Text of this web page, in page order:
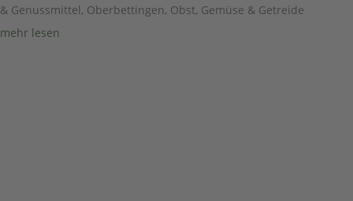
& Genussmittel, Oberbettingen, Obst, Gemüse & Getreide
mehr lesen